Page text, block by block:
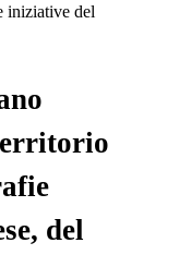
iniziative del
del